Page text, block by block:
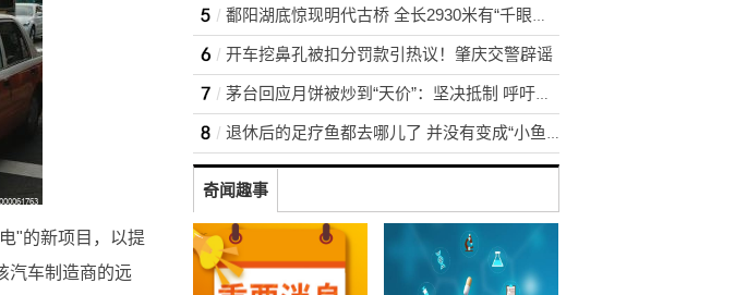
"的新项目，以提
汽车制造商的远
鄱阳湖底惊现明代古桥 全长2930米有“千眼桥”之称
开车挖鼻孔被扣分罚款引热议！肇庆交警辟谣
茅台回应月饼被炒到“天价”：坚决抵制 呼吁消费者理性消费
退休后的足疗鱼都去哪儿了 并没有变成“小鱼干”
奇闻趣事